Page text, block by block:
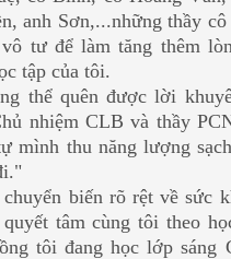
anh Sơn,...những thầy cô
tư để làm tăng thêm
tập của tôi.
thể quên được lời
nhiệm CLB và thầy
mình thu năng lượng
biến rõ rệt về sức
tâm cùng tôi theo
tôi đang học lớp sáng